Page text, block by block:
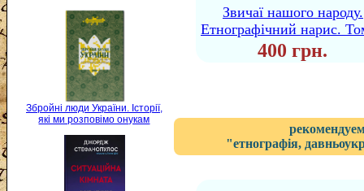
Збройні люди України. Історії,
які ми розповімо онукам
Звичаї нашого народу.
Етнографічний нарис.
400 грн.
"етнографія,